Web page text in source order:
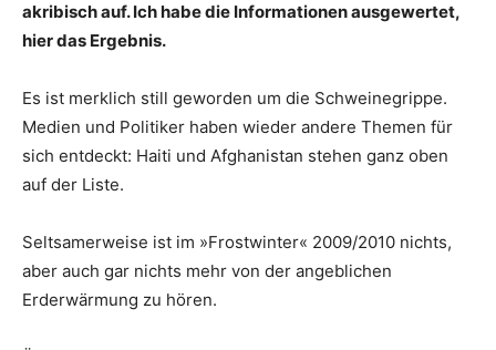
akribisch auf. Ich habe die Informationen ausgewertet,
hier das Ergebnis.
Es ist merklich still geworden um die Schweinegrippe.
Medien und Politiker haben wieder andere Themen für
sich entdeckt: Haiti und Afghanistan stehen ganz oben
auf der Liste.
Seltsamerweise ist im »Frostwinter« 2009/2010 nichts,
aber auch gar nichts mehr von der angeblichen
Erderwärmung zu hören.